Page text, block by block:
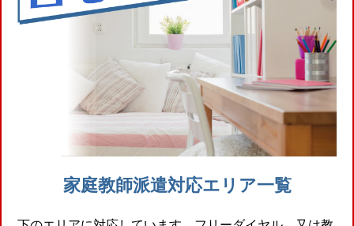
家庭教師派遣対応エリア一覧